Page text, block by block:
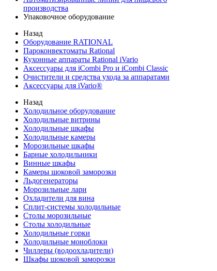
производства
Упаковочное оборудование
Назад
Оборудование RATIONAL
Пароконвектоматы Rational
Кухонные аппараты Rational iVario
Аксессуары для iCombi Pro и iCombi Classic
Очистители и средства ухода за аппаратами
Аксессуары для iVario®
Назад
Холодильное оборудование
Холодильные витрины
Холодильные шкафы
Холодильные камеры
Морозильные шкафы
Барные холодильники
Винные шкафы
Камеры шоковой заморозки
Льдогенераторы
Морозильные лари
Охладители для вина
Сплит-системы холодильные
Столы морозильные
Столы холодильные
Холодильные горки
Холодильные моноблоки
Чиллеры (водоохладители)
Шкафы шоковой заморозки